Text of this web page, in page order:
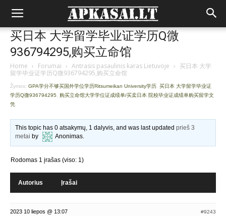
买日本 大学留学毕业证学历Q微
936794295,购买立命馆
Home › Forumai › Antrasis pasaulinis karas Lietuvoje › 买日本 大学
留学毕业证学历Q微936794295,购买立命馆
Žymos: GPA学分不够买国外学位学历Ritsumeikan University学历 买日本 大学留学毕业证
学历Q微936794295
购买立命馆大学学位证成绩单/买卖日本 院校毕业证成绩单购买留学文
凭
This topic has 0 atsakymų, 1 dalyvis, and was last updatedprieš 3
metai by Anonimas.
Rodomas 1 įrašas (viso: 1)
Autorius Įrašai
2023 10 liepos @ 13:07 #9243